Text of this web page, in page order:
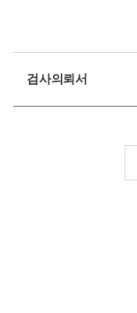
검사의뢰서